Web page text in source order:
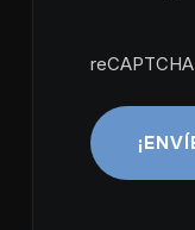
reCAPTCHA